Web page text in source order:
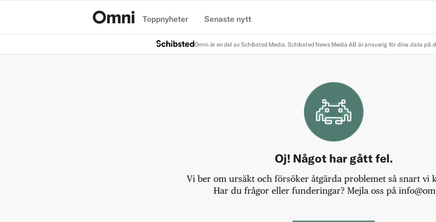
Toppnyheter Senaste nytt
Omni är en del av Schibsted Media. Schibsted News Media AB är ansvarig för dina data på
Oj! Något har gått fel.
Vi ber om ursäkt och försöker åtgärda problemet så snart vi
Har du frågor eller funderingar? Mejla oss på